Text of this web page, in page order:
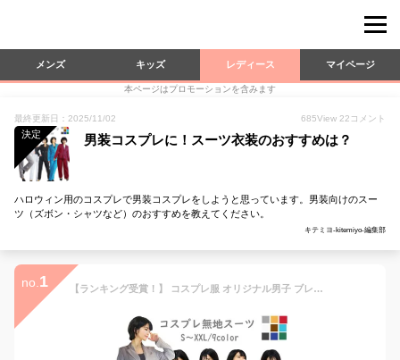
メンズ キッズ レディース マイページ
本ページはプロモーションを含みます
最終更新日：2025/11/02 685View 22 コメント
決定 男装コスプレに！スーツ衣装のおすすめは？
ハロウィン用のコスプレで男装コスプレをしようと思っています。男装向けのスー
ツ（ズボン・シャツなど）のおすすめを教えてください。
キテミヨ-kitemiyo-編集部
no. 1 【ランキング受賞！】 コスプレ服 オリジナル男子 ブレザー パンツ 2点セット 無地 スーツ シンプル おしゃれ 制服風 学園風 仮装 撮影 イベント 舞台衣装 演劇 男装 ユニセックス 大きいサイズ かっこいい コスチューム ハロウィン